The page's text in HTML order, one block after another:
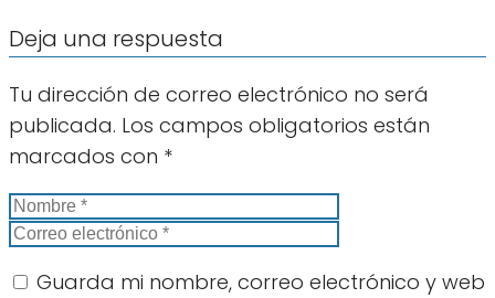
Deja una respuesta
Tu dirección de correo electrónico no será
publicada. Los campos obligatorios están
marcados con *
Guarda mi nombre, correo electrónico y web